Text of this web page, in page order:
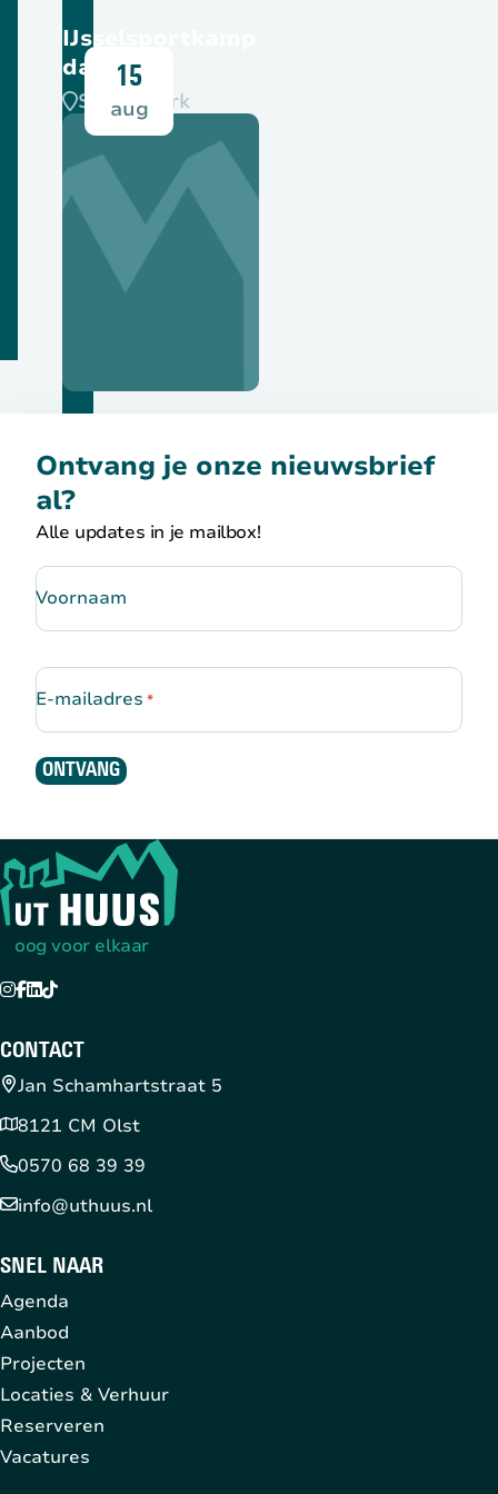
IJsselsportkamp
dag 2
SPOC-park
15
aug
Bekijk deze activiteit
Ontvang je onze nieuwsbrief
al?
Alle updates in je mailbox!
Voornaam
E-mailadres *
ONTVANG
Terug naar de startpagina
oog voor elkaar
Instagram
Facebook
LinkedIn
TikTok
YouTube
CONTACT
Jan Schamhartstraat 5
8121 CM Olst
0570 68 39 39
info@uthuus.nl
SNEL NAAR
Agenda
Aanbod
Projecten
Locaties & Verhuur
Reserveren
Vacatures